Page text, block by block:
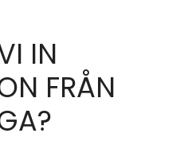
IN
FRÅN